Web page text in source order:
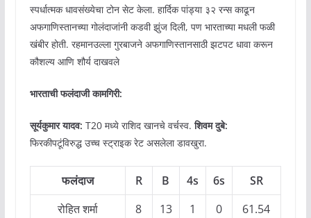
स्पर्धात्मक धावसंख्येचा टोन सेट केला. हार्दिक पांड्या ३२ रन्स काढून
अफगाणिस्तानच्या गोलंदाजांनी कडवी झुंज दिली, पण भारताच्या मधली फळी
खंबीर होती. रहमानउल्ला गुरबाजने अफगाणिस्तानसाठी झटपट धावा करून
कौशल्य आणि शौर्य दाखवले
भारताची फलंदाजी कामगिरी:
सूर्यकुमार यादव: T20 मध्ये राशिद खानचे वर्चस्व.शिवम दुबे:
फिरकीपटूंविरुद्ध उच्च स्ट्राइक रेट असलेला डावखुरा.
फलंदाज R B 4s 6s
SR
रोहित शर्मा
8 13 1 0 61.54